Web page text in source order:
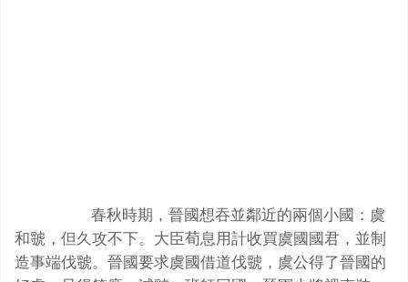
春秋時期，晉國想吞並鄰近的兩個小國：虞
和虢，但久攻不下。大臣荀息用計收買虞國國君，並制
造事端伐虢。晉國要求虞國借道伐虢，虞公得了晉國的